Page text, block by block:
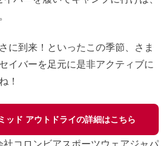
に到来！といったこの季節、さま
イバーを足元に是非アクティブに
！
ッド アウトドライの詳細はこちら